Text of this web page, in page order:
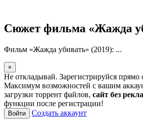
Сюжет фильма «Жажда
Фильм «Жажда убивать» (2019): ...
×
Не откладывай. Зарегистрируйся прямо
Максимум возможностей с вашим
загрузки торрент файлов, сайт без
функции после регистрации!
Войти Создать аккаунт